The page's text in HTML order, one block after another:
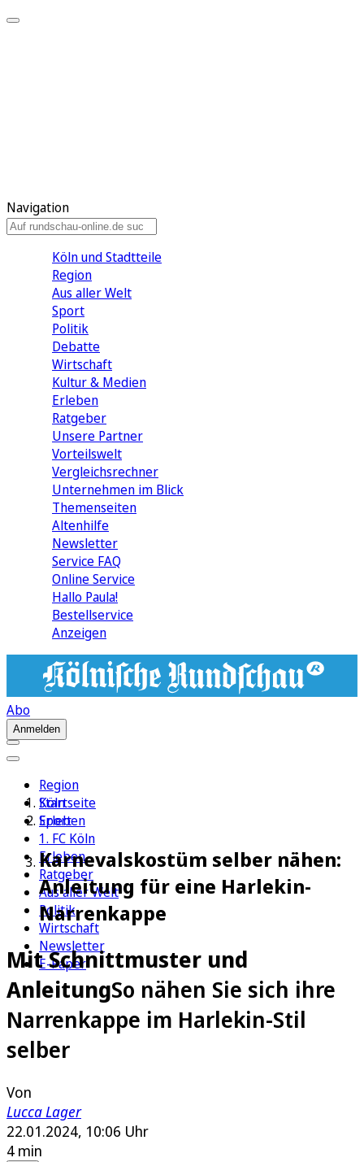
Navigation
Köln und Stadtteile
Region
Aus aller Welt
Sport
Politik
Debatte
Wirtschaft
Kultur & Medien
Erleben
Ratgeber
Unsere Partner
Vorteilswelt
Vergleichsrechner
Unternehmen im Blick
Themenseiten
Altenhilfe
Newsletter
Service FAQ
Online Service
Hallo Paula!
Bestellservice
Anzeigen
Abo
Anmelden
Region
Köln
Sport
1. FC Köln
Erleben
Ratgeber
Aus aller Welt
Politik
Wirtschaft
Newsletter
E-Paper
Startseite
Erleben
Karnevalskostüm selber nähen:
Anleitung für eine Harlekin-
Narrenkappe
Mit Schnittmuster und
AnleitungSo nähen Sie sich ihre
Narrenkappe im Harlekin-Stil
selber
Von
Lucca Lager
22.01.2024, 10:06 Uhr
4 min